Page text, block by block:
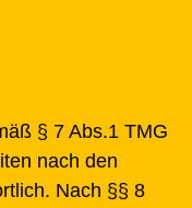
§ 7 Abs.1 TMG
nach den
Nach §§ 8